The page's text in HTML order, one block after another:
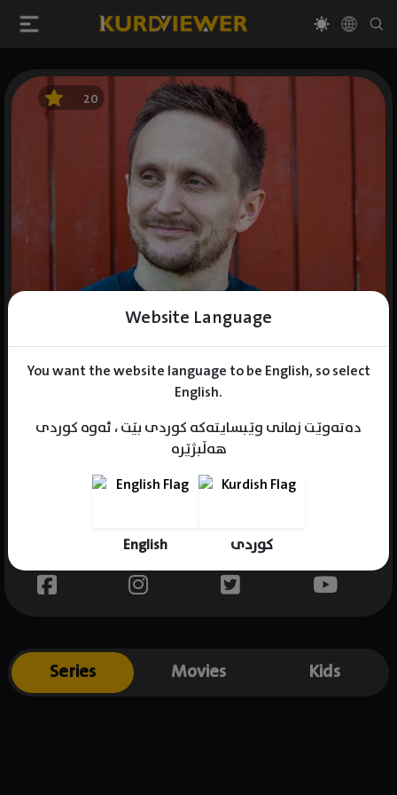
Website Language
You want the website language to be English, so select
English.
دەتەوێت زمانی وێبسایتەکە کوردی بێت ، ئەوە کوردی
هەڵبژێرە
English کوردی
20
Gender : male
Place of birth : Norway
Series Movies Kids